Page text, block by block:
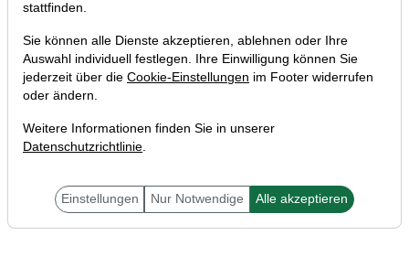
Liebe Börsenfreunde,
stattfinden.
Sie können alle Dienste akzeptieren, ablehnen oder Ihre
Auswahl individuell festlegen. Ihre Einwilligung können Sie
jederzeit über die Cookie-Einstellungen im Footer widerrufen
oder ändern.
Weitere Informationen finden Sie in unserer
Datenschutzrichtlinie.
Einstellungen Nur Notwendige Alle akzeptieren